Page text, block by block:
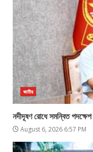
জাতীয়
নদীদূষণ রোধে সমন্বিত
August 6, 2026 6:57 PM